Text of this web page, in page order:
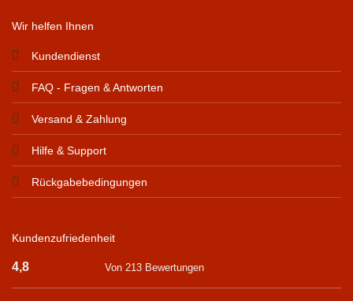
Wir helfen Ihnen
Kundendienst
FAQ - Fragen & Antworten
Versand & Zahlung
Hilfe & Support
Rückgabebedingungen
Kundenzufriedenheit
4,8 Von 213 Bewertungen